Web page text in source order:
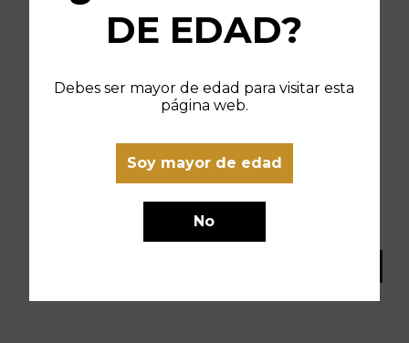
DE EDAD?
Debes ser mayor de edad para visitar esta
página web.
Soy mayor de edad
No